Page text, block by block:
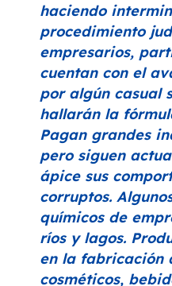
haciendo
procedimiento
empresarios,
cuentan con el
por algún casual
hallarán la
Pagan grandes
pero siguen
ápice sus
corruptos.
químicos de
ríos y lagos.
en la fabricación
cosméticos,